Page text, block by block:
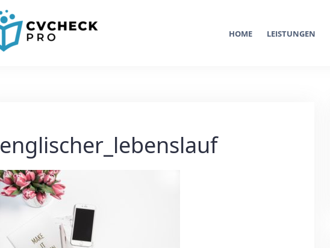
HOME LEISTUNGEN
englischer_lebenslauf